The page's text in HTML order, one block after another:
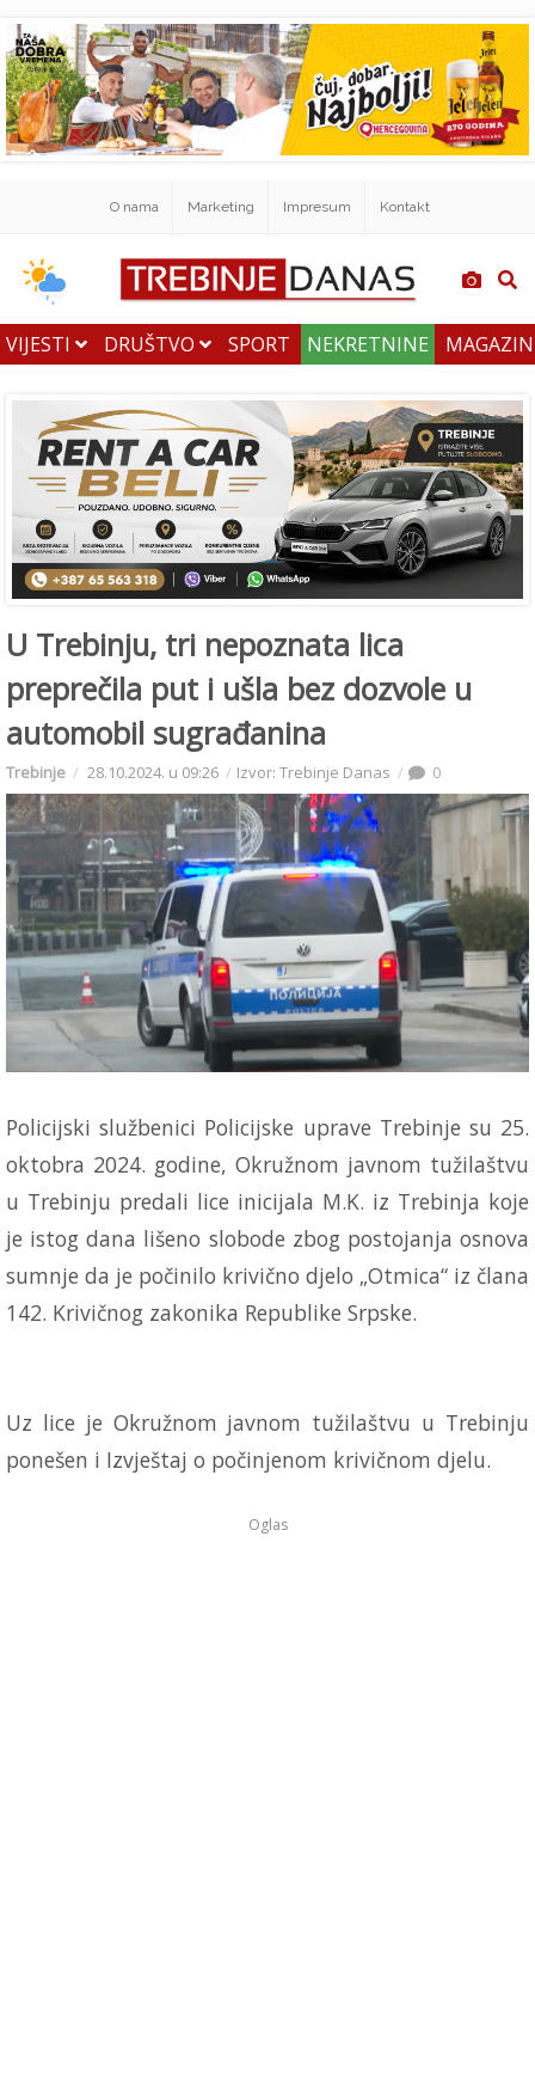
O nama Marketing Impresum Kontakt
VIJESTI DRUŠTVO SPORT NEKRETNINE
U Trebinju, tri nepoznata lica
preprečila put i ušla bez dozvole u
automobil sugrađanina
Trebinje 28.10.2024. u 09:26 Izvor: Trebinje Danas 0
Policijski službenici Policijske uprave Trebinje su 25.
oktobra 2024. godine, Okružnom javnom tužilaštvu
u Trebinju predali lice inicijala M.K. iz Trebinja koje
je istog dana lišeno slobode zbog postojanja osnova
sumnje da je počinilo krivično djelo „Otmica“ iz člana
142. Krivičnog zakonika Republike Srpske.
Uz lice je Okružnom javnom tužilaštvu u Trebinju
ponešen i Izvještaj o počinjenom krivičnom djelu.
Oglas